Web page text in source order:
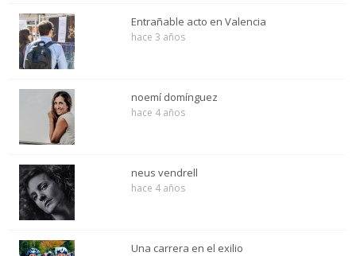
Entrañable acto en Valencia
hace 3 años
noemí domínguez
hace 4 años
neus vendrell
hace 4 años
Una carrera en el exilio